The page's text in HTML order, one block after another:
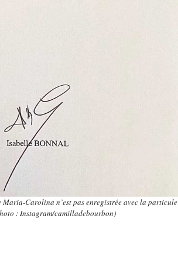
Maria-Carolina n’est pas enregistrée avec la particule
: Instagram/camilladebourbon)